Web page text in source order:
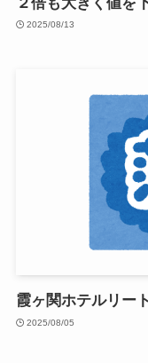
2025/08/13
霞ヶ関ホテルリー
2025/08/05